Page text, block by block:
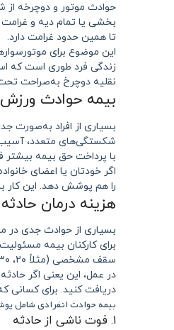
حوادث موتور و دوچرخه از
تا همین حدود غرامت دارد.
این موضوع برای
زندگی فرد طوری است که
نقلیه دوچرخ به‌صراحت
بیمه حوادث
بسیاری از افراد به‌صورت
شکستگی‌های متعدد، آسیب
با پرداخت حق بیمه بیشتر
اگر خودتان یا اعضای
را هم پوشش دهد. این کار
هزینه درمان
بسیاری از حوادث جدی در
برای کارکنان بیمه
سقف مشخصی (مثلاً ۲۰، ۳۰ یا ۵۰ میلیون تومان در سال) جبران کند.
در عمل، این یعنی اگر
دریافت کنید. برای کسانی
بیمه حوادث انفرادی شامل
۱. فوت ناشی از حادثه